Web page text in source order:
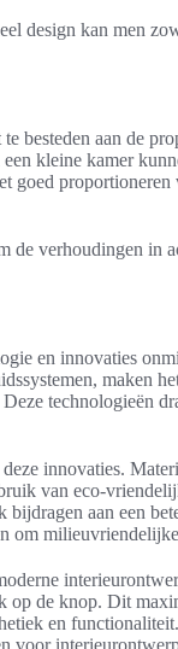
design kan men
besteden aan de
kleine kamer
goed proportioneren
de verhoudingen in
en innovaties
maken
technologieën
innovaties.
van eco-
aan een
om
op de knop. Dit
en